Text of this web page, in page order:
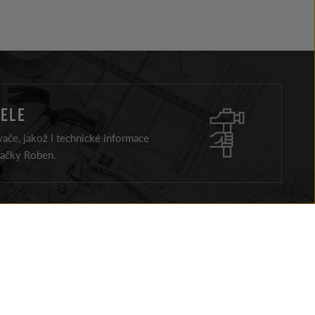
jakož i technické informace
Roben.